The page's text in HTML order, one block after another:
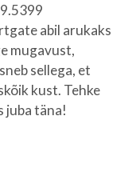
abil arukaks
mugavust,
sellega, et
kust. Tehke
juba täna!